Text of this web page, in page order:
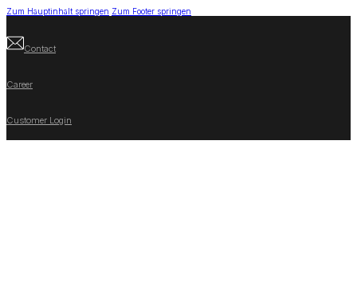
Zum Hauptinhalt springen Zum Footer springen
Contact
Career
Customer Login